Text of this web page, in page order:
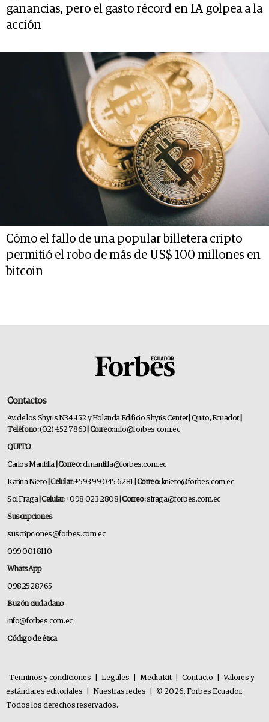
ganancias, pero el gasto récord en IA golpea a la
acción
Cómo el fallo de una popular billetera cripto
permitió el robo de más de US$ 100 millones en
bitcoin
Contactos
Av. de los Shyris N34-152 y Holanda Edificio Shyris Center | Quito, Ecuador
Teléfono:(02) 452 7863 | Correo:info@forbes.com.ec
QUITO
Carlos Mantilla | Correo:cfmantilla@forbes.com.ec
Karina Nieto | Celular:+593 99 045 6281 | Correo:knieto@forbes.com.ec
Sol Fraga| Celular:+098 023 2808 | Correo:sfraga@forbes.com.ec
Suscripciones
suscripciones@forbes.com.ec
099 001 8110
WhatsApp
0982528765
Buzón ciudadano
info@forbes.com.ec
Código de ética
Términos y condiciones Legales MediaKit Contacto
Valores y
estándares editoriales
Nuestras redes
© 2026. Forbes Ecuador.
Todos los derechos reservados.